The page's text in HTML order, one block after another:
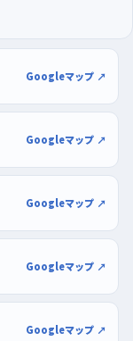
。人と車がいちど
が止まりやすいか
に走り出すと、同
ンターマルニ安芸
の白線がはっきり
下がるを分けて繰
が体でわかるよう
Googleマップ ↗
Googleマップ ↗
Googleマップ ↗
Googleマップ ↗
Googleマップ ↗